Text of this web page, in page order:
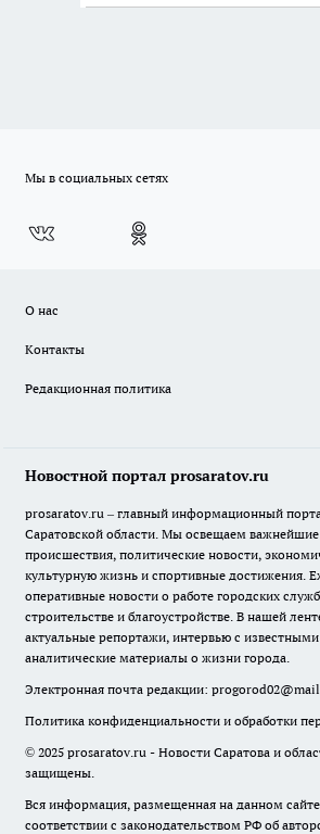
Мы в социальных сетях
О нас
Контакты
Редакционная политика
Новостной портал prosaratov.ru
prosaratov.ru – главный информационный
Саратовской области. Мы освещаем важнейшие
происшествия, политические новости,
культурную жизнь и спортивные достижения.
оперативные новости о работе городских
строительстве и благоустройстве. В нашей
актуальные репортажи, интервью с
аналитические материалы о жизни города.
Электронная почта редакции:
Политика конфиденциальности и обработки
© 2025 prosaratov.ru - Новости Саратова и
защищены.
Вся информация, размещенная на данном
соответствии с законодательством РФ об